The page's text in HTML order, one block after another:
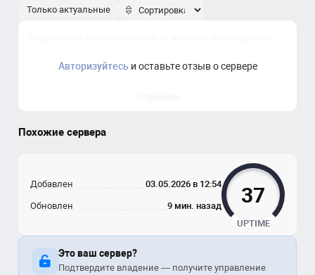
Только актуальные
Авторизуйтесьи оставьте отзыв о сервере
Похожие сервера
Добавлен 03.05.2026 в 12:54
Обновлен 9 мин. назад 37
UPTIME
Это ваш сервер?
Подтвердите владение — получите управление